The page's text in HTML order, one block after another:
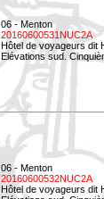
06 - Menton
20160600531NUC2A
Hôtel de voyageurs dit
Elévations sud.
06 - Menton
20160600532NUC2A
Hôtel de voyageurs dit